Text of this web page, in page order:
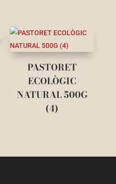
PASTORET
ECOLÒGIC
NATURAL 500G
(4)